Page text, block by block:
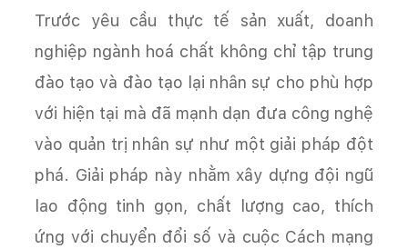
Trước yêu cầu thực tế sản xuất, doanh
nghiệp ngành hoá chất không chỉ tập trung
đào tạo và đào tạo lại nhân sự cho phù hợp
với hiện tại mà đã mạnh dạn đưa công nghệ
vào quản trị nhân sự như một giải pháp đột
phá. Giải pháp này nhằm xây dựng đội ngũ
lao động tinh gọn, chất lượng cao, thích
ứng với chuyển đổi số và cuộc Cách mạng